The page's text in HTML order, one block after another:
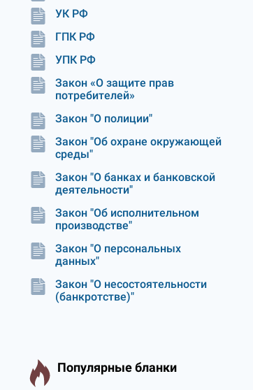
УК РФ
ГПК РФ
УПК РФ
Закон «О защите прав
потребителей»
Закон "О полиции"
Закон "Об охране окружающей
среды"
Закон "О банках и банковской
деятельности"
Закон "Об исполнительном
производстве"
Закон "О персональных
данных"
Закон "О несостоятельности
(банкротстве)"
Популярные бланки